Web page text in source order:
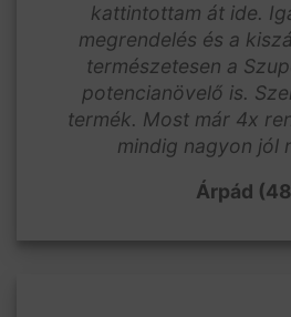
kattintottam át ide.
megrendelés és a
természetesen a
potencianövelő is.
termék. Most már 4x
mindig nagyon jól
Árpád